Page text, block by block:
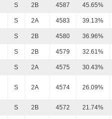
S 2B 4587 45.65%
S 2A 4583 39.13%
S 2B 4580 36.96%
S 2B 4579 32.61%
S 2A 4575 30.43%
S 2A 4574 26.09%
S 2B 4572 21.74%